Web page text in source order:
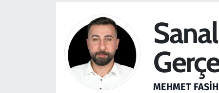
MEHMET
Savunma Sanayi